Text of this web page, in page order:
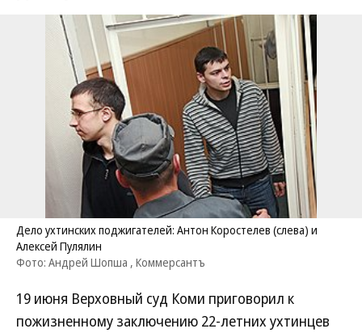
Дело ухтинских поджигателей: Антон Коростелев (слева) и
Алексей Пулялин
Фото: Андрей Шопша , Коммерсантъ
19 июня Верховный суд Коми приговорил к
пожизненному заключению 22-летних ухтинцев